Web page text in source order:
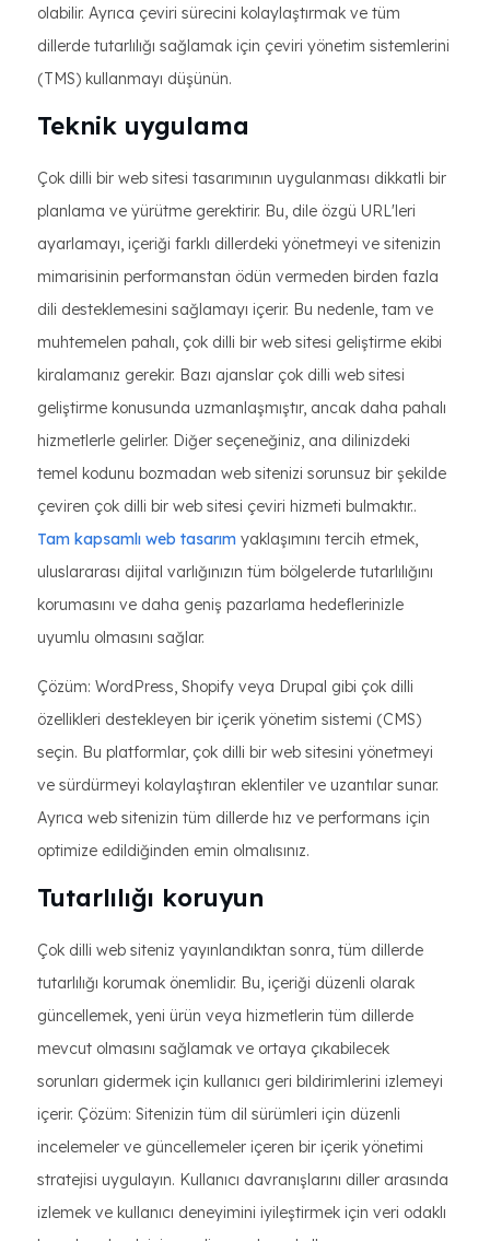
olabilir. Ayrıca çeviri sürecini kolaylaştırmak ve tüm
dillerde tutarlılığı sağlamak için çeviri yönetim sistemlerini
(TMS) kullanmayı düşünün.
Teknik uygulama
Çok dilli bir web sitesi tasarımının uygulanması dikkatli bir
planlama ve yürütme gerektirir. Bu, dile özgü URL'leri
ayarlamayı, içeriği farklı dillerdeki yönetmeyi ve sitenizin
mimarisinin performanstan ödün vermeden birden fazla
dili desteklemesini sağlamayı içerir. Bu nedenle, tam ve
muhtemelen pahalı, çok dilli bir web sitesi geliştirme ekibi
kiralamanız gerekir. Bazı ajanslar çok dilli web sitesi
geliştirme konusunda uzmanlaşmıştır, ancak daha pahalı
hizmetlerle gelirler. Diğer seçeneğiniz, ana dilinizdeki
temel kodunu bozmadan web sitenizi sorunsuz bir şekilde
çeviren çok dilli bir web sitesi çeviri hizmeti bulmaktır..
Tam kapsamlı web tasarım yaklaşımını tercih etmek,
uluslararası dijital varlığınızın tüm bölgelerde tutarlılığını
korumasını ve daha geniş pazarlama hedeflerinizle
uyumlu olmasını sağlar.
Çözüm: WordPress, Shopify veya Drupal gibi çok dilli
özellikleri destekleyen bir içerik yönetim sistemi (CMS)
seçin. Bu platformlar, çok dilli bir web sitesini yönetmeyi
ve sürdürmeyi kolaylaştıran eklentiler ve uzantılar sunar.
Ayrıca web sitenizin tüm dillerde hız ve performans için
optimize edildiğinden emin olmalısınız.
Tutarlılığı koruyun
Çok dilli web siteniz yayınlandıktan sonra, tüm dillerde
tutarlılığı korumak önemlidir. Bu, içeriği düzenli olarak
güncellemek, yeni ürün veya hizmetlerin tüm dillerde
mevcut olmasını sağlamak ve ortaya çıkabilecek
sorunları gidermek için kullanıcı geri bildirimlerini izlemeyi
içerir. Çözüm: Sitenizin tüm dil sürümleri için düzenli
incelemeler ve güncellemeler içeren bir içerik yönetimi
stratejisi uygulayın. Kullanıcı davranışlarını diller arasında
izlemek ve kullanıcı deneyimini iyileştirmek için veri odaklı